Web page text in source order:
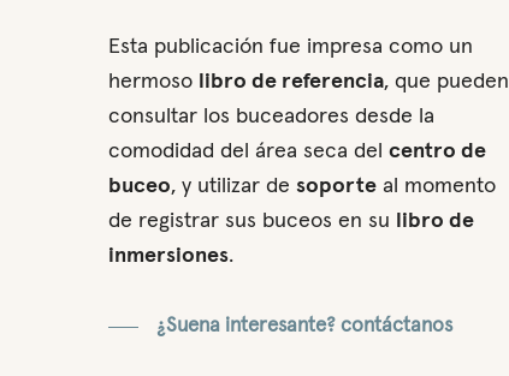
Esta publicación fue impresa como un
hermoso
libro de referencia, que pueden
consultar los buceadores desde la
comodidad del área seca del centro de
buceo, y utilizar de soporte al momento
de registrar sus buceos en su
libro de
inmersiones.
¿Suena interesante? contáctanos